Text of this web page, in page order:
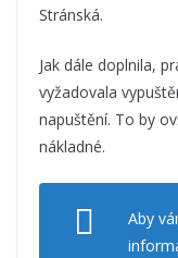
Stránská.
Jak dále doplnila,
vyžadovala
napuštění. To by
nákladné.
Aby